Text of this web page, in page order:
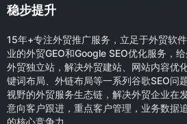
稳步提升
15年+专注外贸推广服务，立足于外贸软
业的外贸GEO和Google SEO优化服务，
外贸独立站，解决外贸建站、网站内容优
键词布局、外链布局等一系列谷歌SEO问
视野的外贸服务生态链，解决外贸企业在
意向客户跟进，重点客户管理，业务数据